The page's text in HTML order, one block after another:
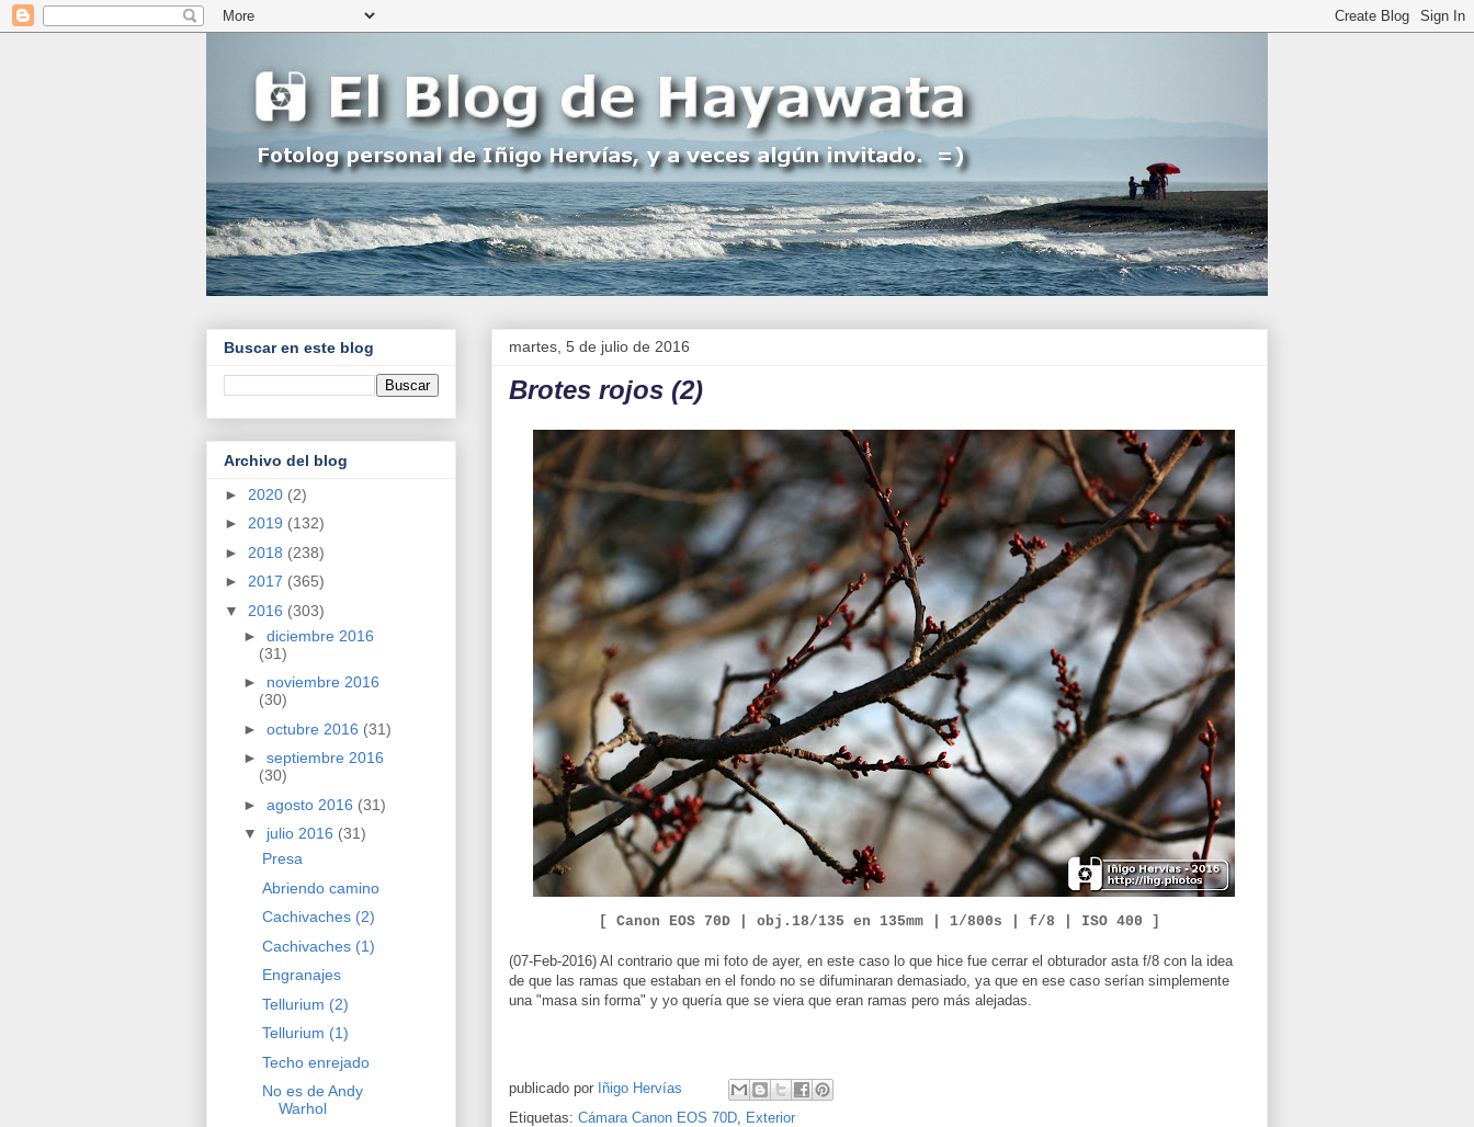
martes, 5 de julio de 2016
Brotes rojos (2)
[ Canon EOS 70D | obj.18/135 en 135mm | 1/800s | f/8 | ISO 400 ]
(07-Feb-2016) Al contrario que mi foto de ayer, en este caso lo que hice fue cerrar el obturador asta f/8 con la idea
de que las ramas que estaban en el fondo no se difuminaran demasiado, ya que en ese caso serían simplemente
una "masa sin forma" y yo quería que se viera que eran ramas pero más alejadas.
publicado por Iñigo Hervías
Etiquetas: Cámara Canon EOS 70D, Exterior
Buscar en este blog
Archivo del blog
► 2020 (2)
► 2019 (132)
► 2018 (238)
► 2017 (365)
▼ 2016 (303)
► diciembre 2016
(31)
► noviembre 2016
(30)
► octubre 2016 (31)
► septiembre 2016
(30)
► agosto 2016 (31)
▼ julio 2016 (31)
Presa
Abriendo camino
Cachivaches (2)
Cachivaches (1)
Engranajes
Tellurium (2)
Tellurium (1)
Techo enrejado
No es de Andy
Warhol